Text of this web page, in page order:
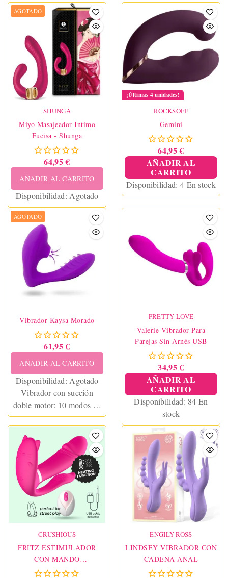
AGOTADO
SHUNGA
Miyo Masajeador Intimo
Fucisa - Shunga
64,95 €
AÑADIR AL CARRITO
Disponibilidad: Agotado
¡Últimas 4 unidades!
ROCKSOFF
Gemini
64,95 €
AÑADIR AL
CARRITO
Disponibilidad: 4 En stock
AGOTADO
Vibrador Kaysa Morado
61,95 €
AÑADIR AL CARRITO
Disponibilidad: Agotado
Vibrador con succión
doble motor: 10 modos de
succión + 10 modos de
vibración. Estimula el
punto G y el clítoris a la
vez. Recargable, resistente
al agua y con acabado en
silicona médica.
PRETTY LOVE
Valerie Vibrador Para
Parejas Sin Arnés USB
34,95 €
AÑADIR AL
CARRITO
Disponibilidad: 84 En
stock
CRUSHIOUS
FRITZ ESTIMULADOR
CON MANDO
INALÁMBRICO ROSA
ENGILY ROSS
LINDSEY VIBRADOR CON
CADENA ANAL